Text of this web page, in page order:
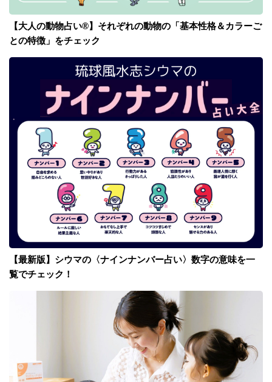
【大人の動物占い®】それぞれの動物の「基本性格＆カラーご
との特徴」をチェック
【最新版】シウマの〈ナインナンバー占い〉数字の意味を一
覧でチェック！